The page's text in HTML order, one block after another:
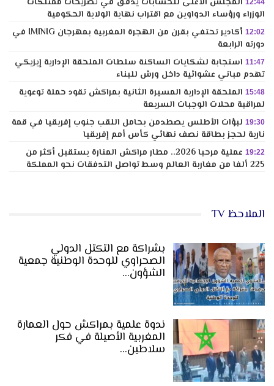
الوزراء ورؤساء الدواوين مع اقتراب نهاية الولاية الحكومية
12:02
أكادير تحتفي بقرن من الهجرة المغربية بمهرجان IMINIG في
دورته الرابعة
11:47 استجابة لشكايات الساكنة سلطات الملحقة الإدارية إيزيكي
تهدم مباني عشوائية داخل ورش للبناء
15:48 الملحقة الإدارية المسيرة الثانية بمراكش تقود حملة توعوية
لمراقبة محلات الوجبات السريعة
19:30 لبؤات الأطلس يصطدمن بحامل اللقب جنوب إفريقيا في قمة
نارية لحجز بطاقة نصف نهائي كأس أمم إفريقيا
19:22
عملية مرحبا 2026.. مطار مراكش المنارة يستقبل أكثر من
225 ألفا من مغاربة العالم وسط تواصل التدفقات نحو المملكة
الملاحظ TV
بشراكة مع التكتل الدولي
الصحراوي للوحدة الوطنية جمعية
الشؤون…
ندوة علمية بمراكش حول العمارة
المغربية الأصيلة في فكر
سلاطين…